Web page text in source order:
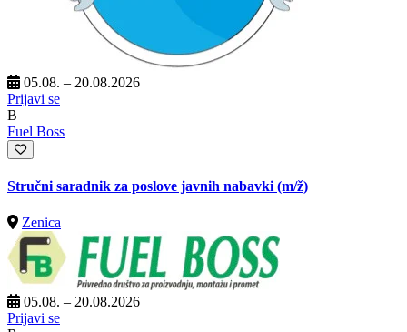
05.08. – 20.08.2026
Prijavi se
B
Fuel Boss
Stručni saradnik za poslove javnih nabavki (m/ž)
Zenica
05.08. – 20.08.2026
Prijavi se